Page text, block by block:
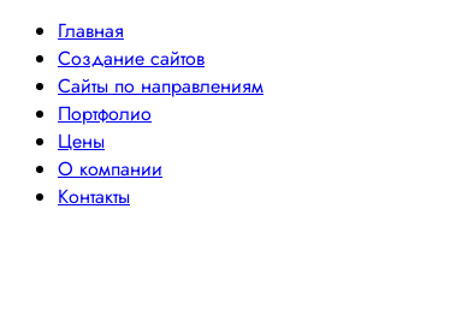
Главная
Создание сайтов
Сайты по направлениям
Портфолио
Цены
О компании
Контакты